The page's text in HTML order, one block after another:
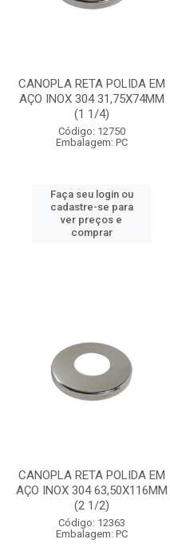
CANOPLA RETA POLIDA EM
AÇO INOX 304 31,75X74MM
(1 1/4)
Código: 12750
Embalagem: PC
Faça seu login ou
cadastre-se para
ver preços e
comprar
CANOPLA RETA POLIDA EM
AÇO INOX 304 63,50X116MM
(2 1/2)
Código: 12363
Embalagem: PC